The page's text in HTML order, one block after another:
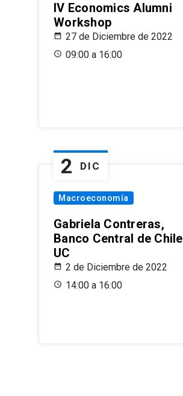
IV Economics Alumni
Workshop
27 de Diciembre de 2022
09:00 a 16:00
2 DIC
Macroeconomía
Gabriela Contreras,
Banco Central de
UC
2 de Diciembre de 2022
14:00 a 16:00